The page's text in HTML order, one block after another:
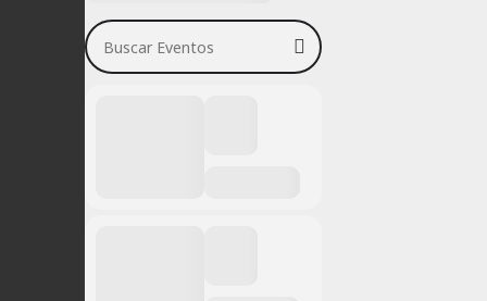
Buscar Eventos